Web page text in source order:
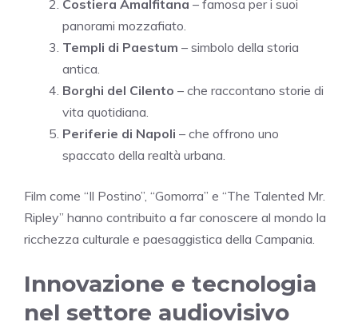
Costiera Amalfitana – famosa per i suoi
panorami mozzafiato.
Templi di Paestum – simbolo della storia
antica.
Borghi del Cilento – che raccontano storie di
vita quotidiana.
Periferie di Napoli – che offrono uno
spaccato della realtà urbana.
Film come “Il Postino”, “Gomorra” e “The Talented Mr.
Ripley” hanno contribuito a far conoscere al mondo la
ricchezza culturale e paesaggistica della Campania.
Innovazione e tecnologia
nel settore audiovisivo